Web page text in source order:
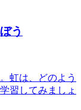
う
虹は、どのよう
習してみましょ